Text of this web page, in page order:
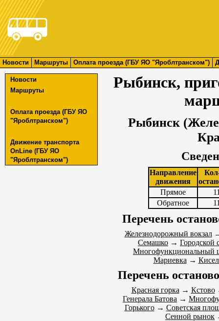
Новости Маршруты Оплата проезда (ГБУ ЯО "Яроблтранском")
Новости
Маршруты
Оплата проезда (ГБУ ЯО
"Яроблтранском")
Движение транспорта
OnLine (ГБУ ЯО
"Яроблтранском")
Рыбинск,
Рыбинск
Направление
движения
Прямое
Обратное
Перечень
Железнодорожный вокзал
Семашко → Городской
Многофункциональный
Мариевка →
Перечень
Красная горка → Кстово
Генерала Батова →
Горького→ Советская
Сенной рынок